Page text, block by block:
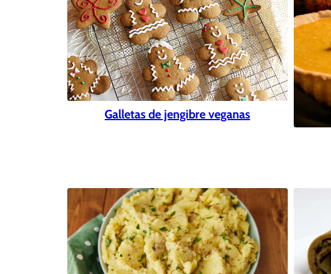
Galletas de jengibre veganas